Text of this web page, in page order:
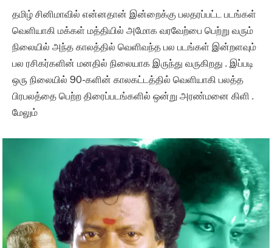
தமிழ் சினிமாவில் என்னதான் இன்றைக்கு பலதரப்பட்ட படங்கள்
வெளியாகி மக்கள் மத்தியில் அமோக வரவேற்பை பெற்று வரும்
நிலையில் அந்த காலத்தில் வெளிவந்த பல படங்கள் இன்றளவும்
பல ரசிகர்களின் மனதில் நிலையாக இருந்து வருகிறது . இப்படி
ஒரு நிலையில் 90-களின் காலகட்டத்தில் வெளியாகி பலத்த
பிரபலத்தை பெற்ற திரைப்படங்களில் ஒன்று அரண்மனை கிளி .
மேலும்